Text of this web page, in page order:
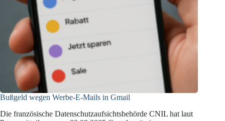
Bußgeld wegen Werbe-E-Mails in Gmail
Die französische Datenschutzaufsichtsbehörde CNIL hat laut